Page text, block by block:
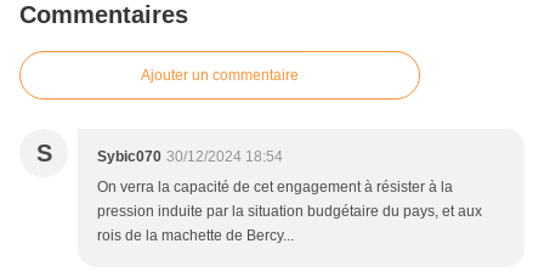
Commentaires
Ajouter un commentaire
S Sybic070 30/12/2024 18:54
On verra la capacité de cet engagement à résister à la
pression induite par la situation budgétaire du pays, et aux
rois de la machette de Bercy...